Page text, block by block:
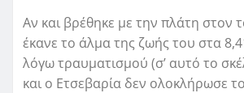
Αν και βρέθηκε με την πλάτη στον
έκανε το άλμα της ζωής του στα
λόγω τραυματισμού (σ’ αυτό το
και ο Ετσεβαρία δεν ολοκλήρωσε